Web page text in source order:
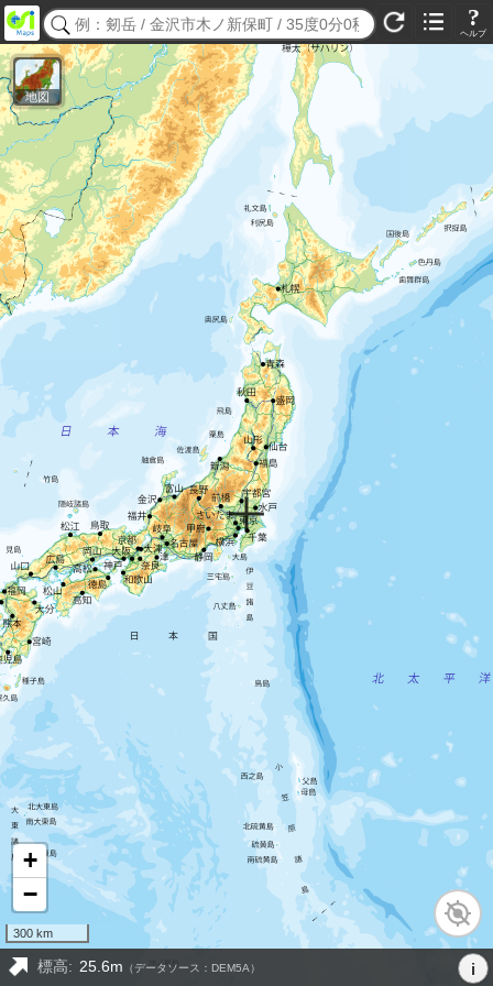
?
ヘルプ
地図
+
−
300 km
標高: 25.6m （データソース：DEM5A） i